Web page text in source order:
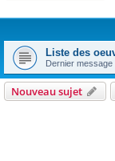
Liste des
Dernier message
Nouveau sujet